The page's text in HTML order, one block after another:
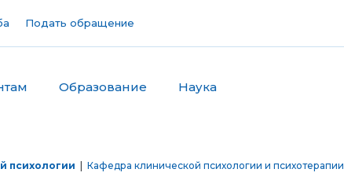
Подать обращение
Образование Наука
психологии Кафедра клинической психологии и психотерапии